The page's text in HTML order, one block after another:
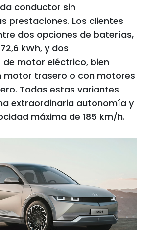
conductor sin
prestaciones. Los clientes
dos opciones de baterías,
kWh, y dos
motor eléctrico, bien
motor trasero o con motores
Todas estas variantes
extraordinaria autonomía y
máxima de 185 km/h.